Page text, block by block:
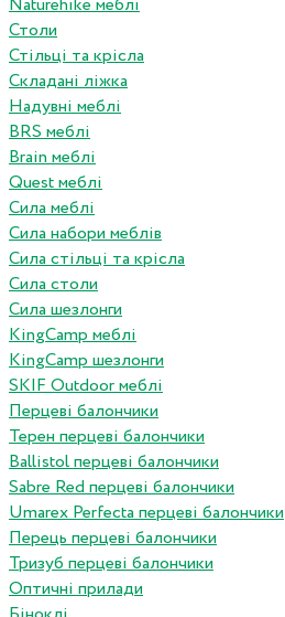
Naturehike меблі
Столи
Стільці та крісла
Складані ліжка
Надувні меблі
BRS меблі
Brain меблі
Quest меблі
Сила меблі
Сила набори меблів
Сила стільці та крісла
Сила столи
Сила шезлонги
KingCamp меблі
KingCamp шезлонги
SKIF Outdoor меблі
Перцеві балончики
Терен перцеві балончики
Ballistol перцеві балончики
Sabre Red перцеві балончики
Umarex Perfecta перцеві балончики
Перець перцеві балончики
Тризуб перцеві балончики
Оптичні прилади